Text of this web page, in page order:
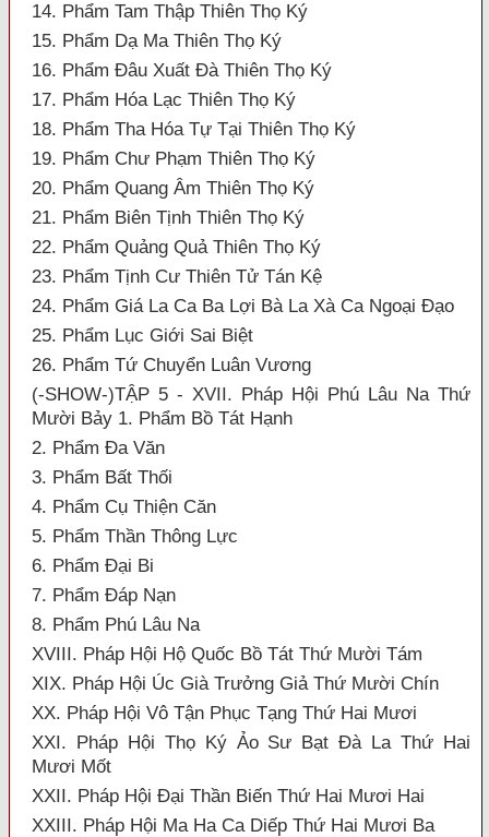
14. Phẩm Tam Thập Thiên Thọ Ký
15. Phẩm Dạ Ma Thiên Thọ Ký
16. Phẩm Đâu Xuất Đà Thiên Thọ Ký
17. Phẩm Hóa Lạc Thiên Thọ Ký
18. Phẩm Tha Hóa Tự Tại Thiên Thọ Ký
19. Phẩm Chư Phạm Thiên Thọ Ký
20. Phẩm Quang Âm Thiên Thọ Ký
21. Phẩm Biên Tịnh Thiên Thọ Ký
22. Phẩm Quảng Quả Thiên Thọ Ký
23. Phẩm Tịnh Cư Thiên Tử Tán Kệ
24. Phẩm Giá La Ca Ba Lợi Bà La Xà Ca Ngoại Đạo
25. Phẩm Lục Giới Sai Biệt
26. Phẩm Tứ Chuyển Luân Vương
(-SHOW-)TẬP 5 - XVII. Pháp Hội Phú Lâu Na Thứ
Mười Bảy 1. Phẩm Bồ Tát Hạnh
2. Phẩm Đa Văn
3. Phẩm Bất Thối
4. Phẩm Cụ Thiện Căn
5. Phẩm Thần Thông Lực
6. Phẩm Đại Bi
7. Phẩm Đáp Nạn
8. Phẩm Phú Lâu Na
XVIII. Pháp Hội Hộ Quốc Bồ Tát Thứ Mười Tám
XIX. Pháp Hội Úc Già Trưởng Giả Thứ Mười Chín
XX. Pháp Hội Vô Tận Phục Tạng Thứ Hai Mươi
XXI. Pháp Hội Thọ Ký Ảo Sư Bạt Đà La Thứ Hai
Mươi Mốt
XXII. Pháp Hội Đại Thần Biến Thứ Hai Mươi Hai
XXIII. Pháp Hội Ma Ha Ca Diếp Thứ Hai Mươi Ba